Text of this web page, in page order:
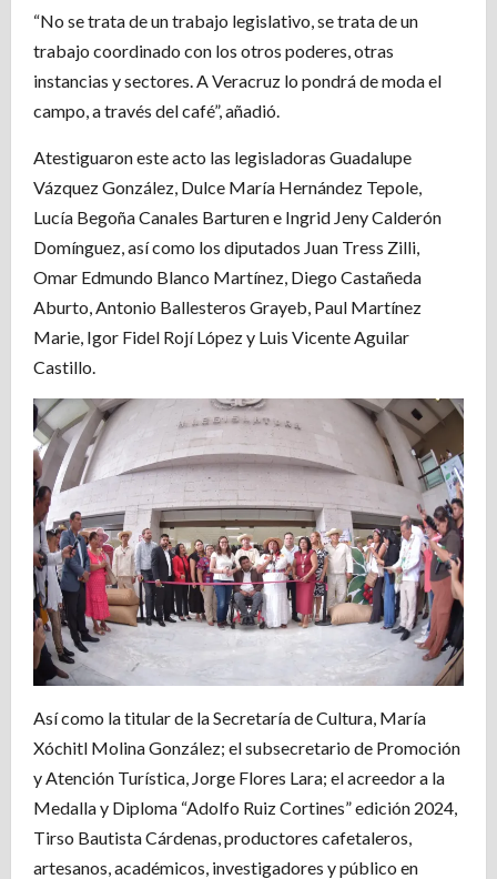
“No se trata de un trabajo legislativo, se trata de un
trabajo coordinado con los otros poderes, otras
instancias y sectores. A Veracruz lo pondrá de moda el
campo, a través del café”, añadió.
Atestiguaron este acto las legisladoras Guadalupe
Vázquez González, Dulce María Hernández Tepole,
Lucía Begoña Canales Barturen e Ingrid Jeny Calderón
Domínguez, así como los diputados Juan Tress Zilli,
Omar Edmundo Blanco Martínez, Diego Castañeda
Aburto, Antonio Ballesteros Grayeb, Paul Martínez
Marie, Igor Fidel Rojí López y Luis Vicente Aguilar
Castillo.
Así como la titular de la Secretaría de Cultura, María
Xóchitl Molina González; el subsecretario de Promoción
y Atención Turística, Jorge Flores Lara; el acreedor a la
Medalla y Diploma “Adolfo Ruiz Cortines” edición 2024,
Tirso Bautista Cárdenas, productores cafetaleros,
artesanos, académicos, investigadores y público en